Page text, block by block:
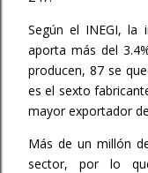
Según el INEGI, la
aporta más del
producen, 87 se
es el sexto
mayor exportador
Más de un millón
sector, por lo